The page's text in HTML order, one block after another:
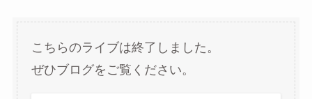
こちらのライブは終了しました。
ぜひブログをご覧ください。